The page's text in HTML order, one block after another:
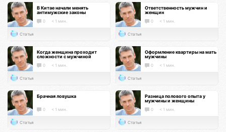
В Китае начали менять
антимужские законы
0 < 1 мин.
Статья
Ответственность мужчин и
женщин
0 < 1 мин.
Статья
Когда женщина проходит
сложности с мужчиной
0 < 1 мин.
Статья
Оформление квартиры на мать
мужчины
0 < 1 мин.
Статья
Брачная ловушка
0 < 1 мин.
Статья
Разница полового опыта у
мужчины и женщины
0 < 1 мин.
Статья